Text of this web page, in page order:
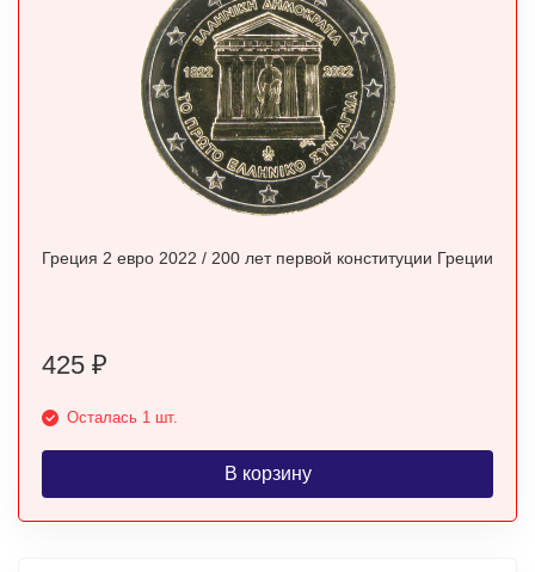
Греция 2 евро 2022 / 200 лет первой конституции Греции
425 ₽
Осталась 1 шт.
В корзину